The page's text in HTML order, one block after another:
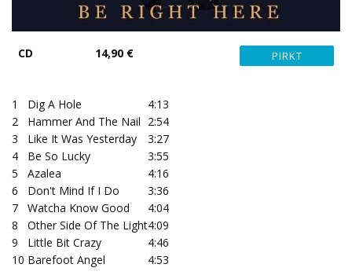
CD 14,90 €
1 Dig A Hole
4:13
2
Hammer And The Nail 2:54
3
Like It Was Yesterday
3:27
4
Be So Lucky
3:55
5
Azalea
4:16
6
Don't Mind If I Do
3:36
7
Watcha Know Good
4:04
8
Other Side Of The Light4:09
9
Little Bit Crazy
4:46
10 Barefoot Angel 4:53